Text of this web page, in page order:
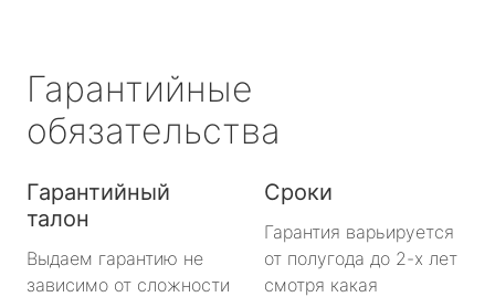
Гарантийные
обязательства
Гарантийный
талон
Выдаем гарантию не
зависимо от сложности
Сроки
Гарантия варьируется
от полугода до 2-х лет
смотря какая